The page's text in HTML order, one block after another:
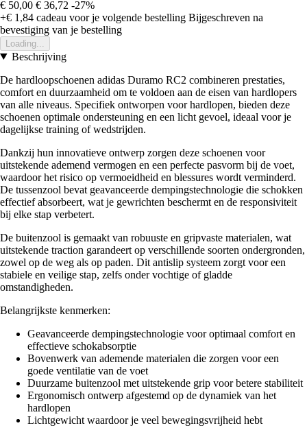
€ 50,00 € 36,72 -27%
+€ 1,84 cadeau voor je volgende bestelling Bijgeschreven na
bevestiging van je bestelling
Loading...
Beschrijving
De hardloopschoenen adidas Duramo RC2 combineren prestaties,
comfort en duurzaamheid om te voldoen aan de eisen van hardlopers
van alle niveaus. Specifiek ontworpen voor hardlopen, bieden deze
schoenen optimale ondersteuning en een licht gevoel, ideaal voor je
dagelijkse training of wedstrijden.
Dankzij hun innovatieve ontwerp zorgen deze schoenen voor
uitstekende ademend vermogen en een perfecte pasvorm bij de voet,
waardoor het risico op vermoeidheid en blessures wordt verminderd.
De tussenzool bevat geavanceerde dempingstechnologie die schokken
effectief absorbeert, wat je gewrichten beschermt en de responsiviteit
bij elke stap verbetert.
De buitenzool is gemaakt van robuuste en gripvaste materialen, wat
uitstekende traction garandeert op verschillende soorten ondergronden,
zowel op de weg als op paden. Dit antislip systeem zorgt voor een
stabiele en veilige stap, zelfs onder vochtige of gladde
omstandigheden.
Belangrijkste kenmerken:
Geavanceerde dempingstechnologie voor optimaal comfort en
effectieve schokabsorptie
Bovenwerk van ademende materialen die zorgen voor een
goede ventilatie van de voet
Duurzame buitenzool met uitstekende grip voor betere stabiliteit
Ergonomisch ontwerp afgestemd op de dynamiek van het
hardlopen
Lichtgewicht waardoor je veel bewegingsvrijheid hebt